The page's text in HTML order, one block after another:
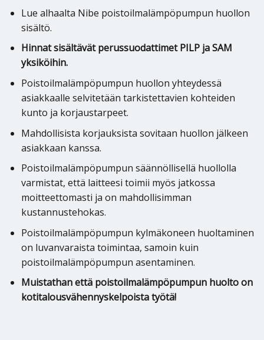
Lue alhaalta Nibe poistoilmalämpöpumpun huollon
sisältö.
Hinnat sisältävät perussuodattimet PILP ja SAM
yksiköihin.
Poistoilmalämpöpumpun huollon yhteydessä
asiakkaalle selvitetään tarkistettavien kohteiden
kunto ja korjaustarpeet.
Mahdollisista korjauksista sovitaan huollon jälkeen
asiakkaan kanssa.
Poistoilmalämpöpumpun säännöllisellä huollolla
varmistat, että laitteesi toimii myös jatkossa
moitteettomasti ja on mahdollisimman
kustannustehokas.
Poistoilmalämpöpumpun kylmäkoneen huoltaminen
on luvanvaraista toimintaa, samoin kuin
poistoilmalämpöpumpun asentaminen.
Muistathan että poistoilmalämpöpumpun huolto on
kotitalousvähennyskelpoista työtä!